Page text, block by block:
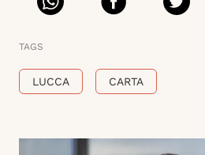
TAGS
LUCCA CARTA